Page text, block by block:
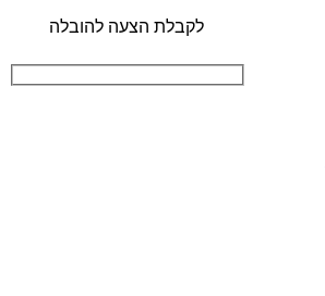
לקבלת הצעה להובלה